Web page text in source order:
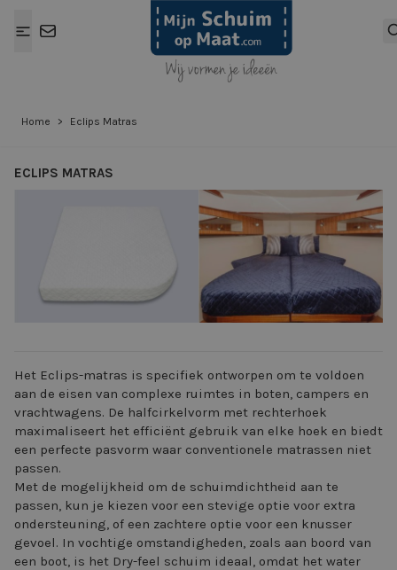
Home > Eclips Matras
ECLIPS MATRAS
View larger image View larger
Het Eclips-matras is specifiek ontworpen om te voldoen
aan de eisen van complexe ruimtes in boten, campers en
vrachtwagens. De halfcirkelvorm met rechterhoek
maximaliseert het efficiënt gebruik van elke hoek en biedt
een perfecte pasvorm waar conventionele matrassen niet
passen.
Met de mogelijkheid om de schuimdichtheid aan te
passen, kun je kiezen voor een stevige optie voor extra
ondersteuning, of een zachtere optie voor een knusser
gevoel. In vochtige omstandigheden, zoals aan boord van
een boot, is het Dry-feel schuim ideaal, omdat het water